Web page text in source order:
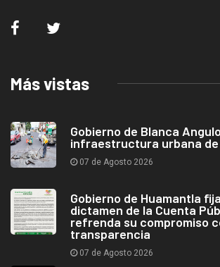
Más vistas
Gobierno de Blanca
infraestructura urbana de
07 de Agosto 2026
Gobierno de Huamantla
dictamen de la Cuenta
refrenda su compromiso
transparencia
07 de Agosto 2026